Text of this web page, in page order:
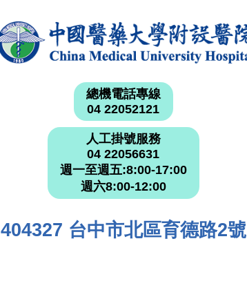
總機電話專線
04 22052121
人工掛號服務
04 22056631
週一至週五:8:00-17:00
週六8:00-12:00
404327 台中市北區育德路2號